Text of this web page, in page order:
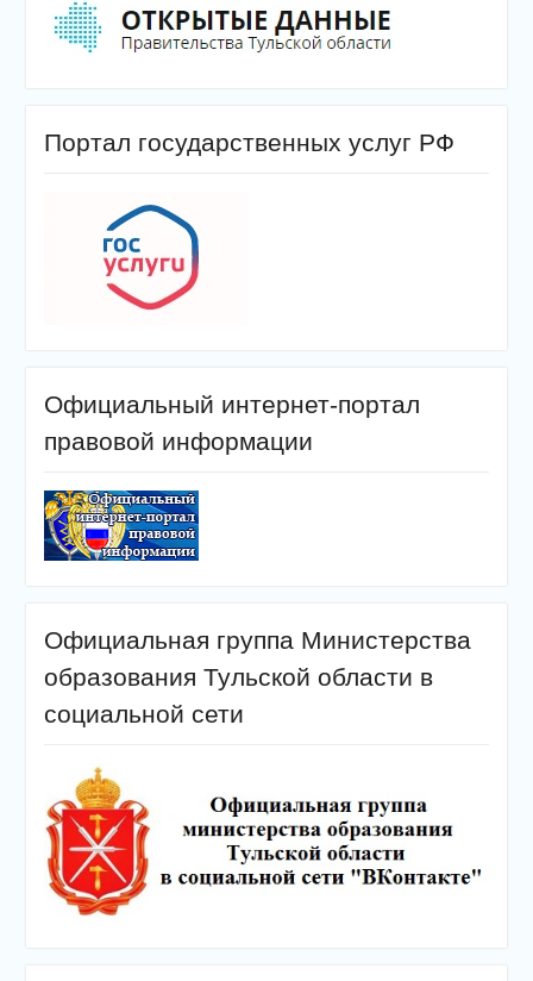
Портал государственных услуг РФ
Официальный интернет-портал
правовой информации
Официальная группа Министерства
образования Тульской области в
социальной сети